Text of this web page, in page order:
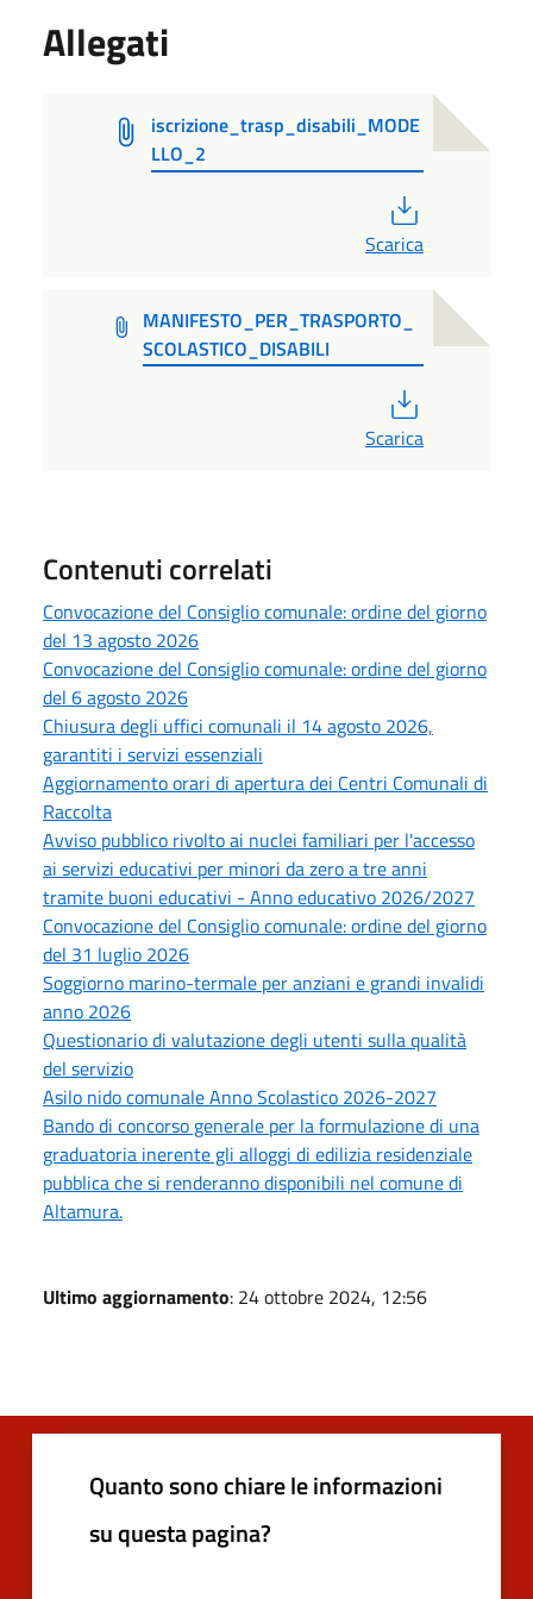
Allegati
iscrizione_trasp_disabili_MODE
LLO_2
Scarica
MANIFESTO_PER_TRASPORTO_
SCOLASTICO_DISABILI
Scarica
Contenuti correlati
Convocazione del Consiglio comunale: ordine del giorno
del 13 agosto 2026
Convocazione del Consiglio comunale: ordine del giorno
del 6 agosto 2026
Chiusura degli uffici comunali il 14 agosto 2026,
garantiti i servizi essenziali
Aggiornamento orari di apertura dei Centri Comunali di
Raccolta
Avviso pubblico rivolto ai nuclei familiari per l'accesso
ai servizi educativi per minori da zero a tre anni
tramite buoni educativi - Anno educativo 2026/2027
Convocazione del Consiglio comunale: ordine del giorno
del 31 luglio 2026
Soggiorno marino-termale per anziani e grandi invalidi
anno 2026
Questionario di valutazione degli utenti sulla qualità
del servizio
Asilo nido comunale Anno Scolastico 2026-2027
Bando di concorso generale per la formulazione di una
graduatoria inerente gli alloggi di edilizia residenziale
pubblica che si renderanno disponibili nel comune di
Altamura.
Ultimo aggiornamento: 24 ottobre 2024, 12:56
Quanto sono chiare le informazioni
su questa pagina?